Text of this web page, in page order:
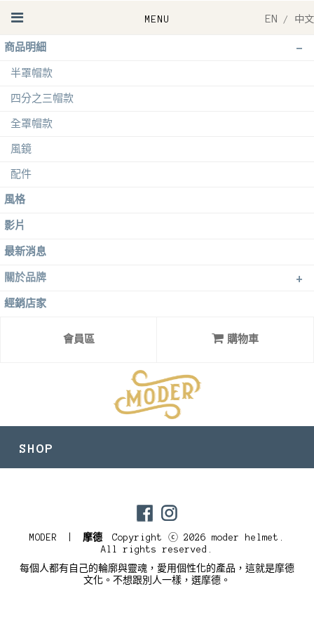
EN / 中文
商品明細
半罩帽款
四分之三帽款
全罩帽款
風鏡
配件
-
風格
影片
最新消息
關於品牌 +
經銷店家
會員區 購物車
SHOP
MODER | 摩德 Copyright ⓒ 2026 moder helmet.
All rights reserved.
每個人都有自己的輪廓與靈魂，愛用個性化的產品，這就是摩德
文化。不想跟別人一樣，選摩德。